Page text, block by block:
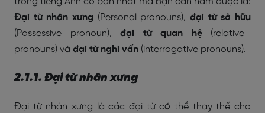
Đại từ nhân xưng (Personal pronouns), đại từ sở hữu
(Possessive pronoun),đại từ quan hệ(relative
pronouns) và đại từ nghi vấn (interrogative pronouns).
2.1.1. Đại từ nhân xưng
Đại từ nhân xưng là các đại từ có thể thay thế cho